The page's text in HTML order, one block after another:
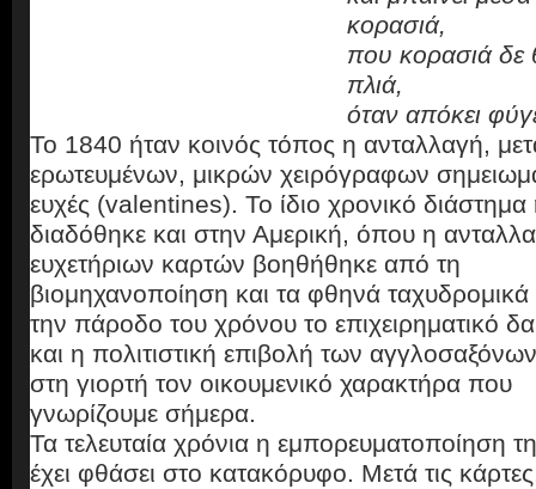
κορασιά,
που κορασιά δε
πλιά,
όταν απόκει
Το 1840 ήταν κοινός τόπος η ανταλλαγή,
ερωτευμένων, μικρών χειρόγραφων
ευχές (valentines). Το ίδιο χρονικό διάστημα
διαδόθηκε και στην Αμερική, όπου η
ευχετήριων καρτών βοηθήθηκε από τη
βιομηχανοποίηση και τα φθηνά
την πάροδο του χρόνου το επιχειρηματικό
και η πολιτιστική επιβολή των
στη γιορτή τον οικουμενικό χαρακτήρα που
γνωρίζουμε σήμερα.
Τα τελευταία χρόνια η εμπορευματοποίηση
έχει φθάσει στο κατακόρυφο. Μετά τις